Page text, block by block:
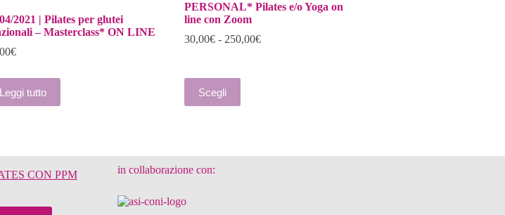
2021 | Pilates per glutei
– Masterclass* ON LINE
€
Leggi tutto
PERSONAL* Pilates e/o Yoga on
line con Zoom
30,00€ - 250,00€Fascia
Scegli
prodotto
ha
opzioni
possono
scelte
CON PPM
in collaborazione con: